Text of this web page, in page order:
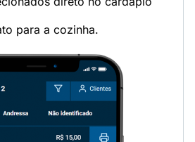
para a cozinha.